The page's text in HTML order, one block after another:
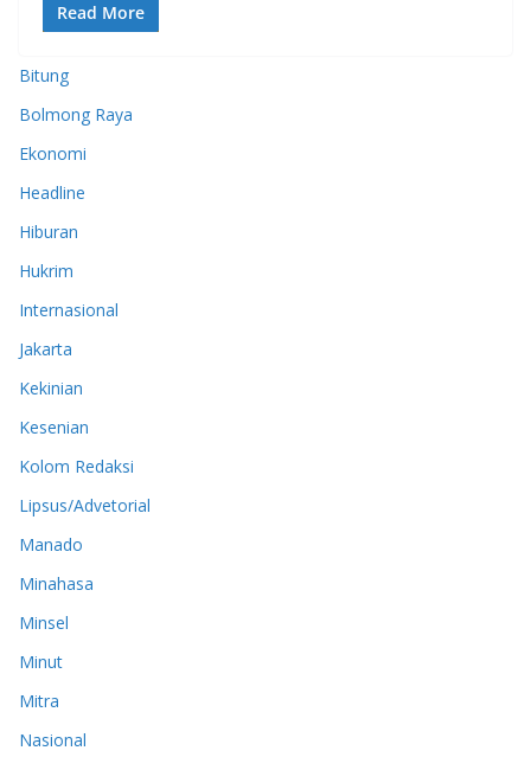
Read More
Bitung
Bolmong Raya
Ekonomi
Headline
Hiburan
Hukrim
Internasional
Jakarta
Kekinian
Kesenian
Kolom Redaksi
Lipsus/Advetorial
Manado
Minahasa
Minsel
Minut
Mitra
Nasional